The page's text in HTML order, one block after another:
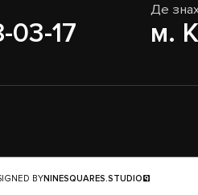
03-17
Де
м.
BYNINESQUARES.STUDIO